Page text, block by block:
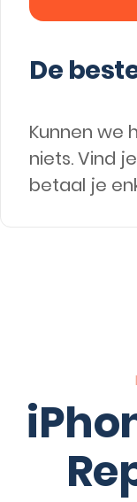
De
Kunnen we
niets. Vind
betaal je